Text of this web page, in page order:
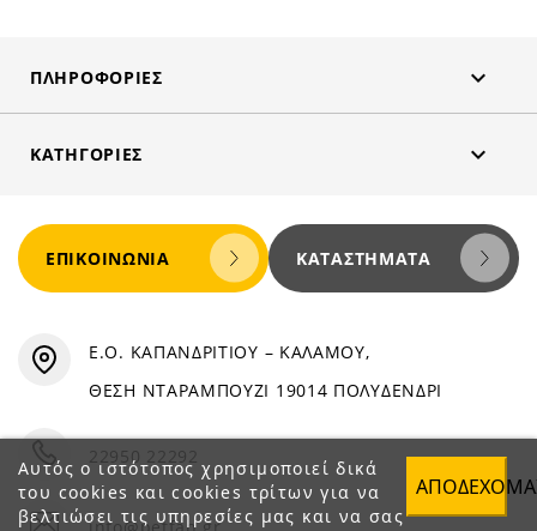
ΠΛΗΡΟΦΟΡΊΕΣ 
ΚΑΤΗΓΟΡΊΕΣ 
Αυτός ο ιστότοπος χρησιμοποιεί δικά
του cookies και cookies τρίτων για να
βελτιώσει τις υπηρεσίες μας και να σας
ΕΠΙΚΟΙΝΩΝΊΑ ΚΑΤΑΣΤΉΜΑΤΑ
Ε.Ο. ΚΑΠΑΝΔΡΙΤΙΟΥ – ΚΑΛΑΜΟΥ,
ΘΕΣΗ ΝΤΑΡΑΜΠΟΥΖΙ 19014 ΠΟΛΥΔΕΝΔΡΙ
22950 22292
info@petfan.gr